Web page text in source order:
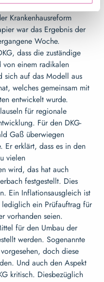
kurz DKG, hat eine
Krankenhausreform
war das Ergebnis der
Woche.
dass die zuständige
von einem radikalen
sich auf das Modell aus
welches gemeinsam mit
entwickelt wurde.
für regionale
Für den DKG-
Gaß überwiegen
Er erklärt, dass es in den
vielen
wird, das hat auch
festgestellt. Dies
Ein Inflationsausgleich ist
ein Prüfauftrag für
vorhanden seien.
für den Umbau der
werden. Sogenannte
doch diese
Und auch den Aspekt
kritisch. Diesbezüglich